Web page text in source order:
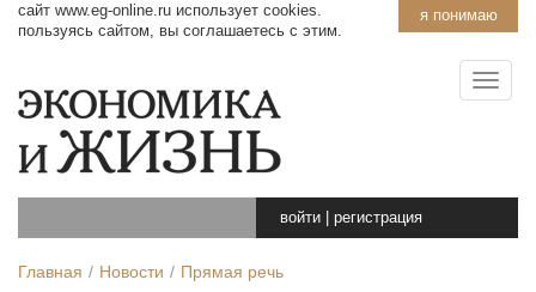
я понимаю
сайт www.eg-online.ru использует cookies.
пользуясь сайтом, вы соглашаетесь с этим.
войти регистрация
Главная Новости Прямая речь